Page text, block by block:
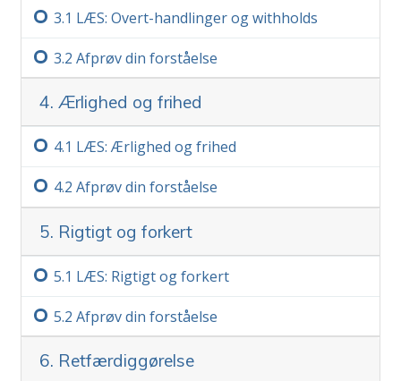
Vigtig bemærkning
Når du tager dette kursus, så vær meget
sikker på, at du aldrig går forbi et ord, du ikke
fuldt ud forstår. Den eneste grund til, at en
person opgiver et studium eller bliver
forvirret eller ude af stand til at lære noget,
er, at han er gået forbi et ord, han ikke
forstod.Mere
LÆS: Overt-handlinger og withholds
Afprøv din forståelse
4. Ærlighed og frihed
LÆS: Ærlighed og frihed
Afprøv din forståelse
5. Rigtigt og forkert
LÆS: Rigtigt og forkert
Afprøv din forståelse
6. Retfærdiggørelse